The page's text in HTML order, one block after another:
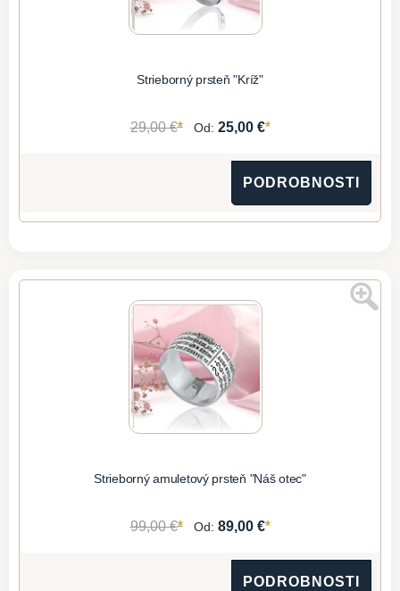
Strieborný prsteň "Kríž"
29,00 €* Od: 25,00 €*
PODROBNOSTI
Strieborný amuletový prsteň "Náš otec"
99,00 €* Od: 89,00 €*
PODROBNOSTI